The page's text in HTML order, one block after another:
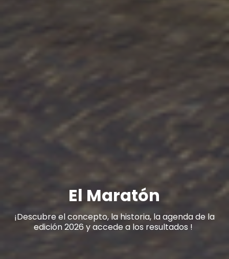
El Maratón
¡Descubre el concepto, la historia, la agenda de la
edición 2026 y accede a los resultados !